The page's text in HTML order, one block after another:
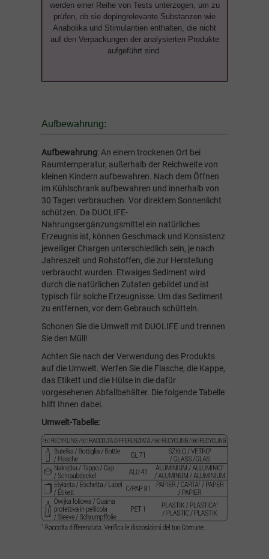
werden einer Reihe von Tests unterzogen, um zu
prüfen, ob sie dopingrelevante Substanzen wie
Anabolika und Stimulantien enthalten, die nicht
auf den Verpackungen der analysierten Produkte
aufgeführt sind.
Aufbewahrung:
Aufbewahrung: An einem trockenen Ort bei
Raumtemperatur, außerhalb der Reichweite von
kleinen Kindern aufbewahren. Nach dem Öffnen
im Kühlschrank aufbewahren und innerhalb von
30 Tagen verbrauchen. Vor direktem Sonnenlicht
schützen. Da DUOLIFE-
Nahrungsergänzungsmittel ein natürliches
Erzeugnis ist, können Geschmack und Konsistenz
jeweiliger Chargen unterschiedlich sein, je nach
Jahreszeit und Rohstoffen, die zur Herstellung
verbraucht wurden. Etwaiges Sediment wird
durch die natürlichen Zutaten gebildet und ist
typisch für solche Erzeugnisse. Um das Sediment
zu entfernen, vor dem Gebrauch schütteln.
Schonen Sie die Umwelt mit DUOLIFE und trennen
Sie den Müll!
Achten Sie nach der Verwendung des Produkts
auf die Umwelt. Werfen Sie die Flasche, die Kappe,
das Etikett und die Hülse in die dafür
vorgesehenen Abfallbehälter. Die folgende Tabelle
hilft Ihnen dabei.
Umwelt-Tabelle: